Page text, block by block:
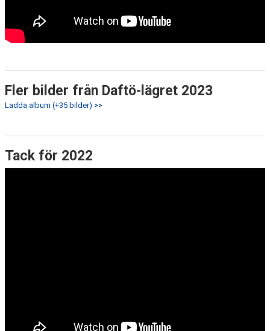
Fler bilder från Daftö-lägret 2023
Ladda album (+35 bilder) >>
Tack för 2022